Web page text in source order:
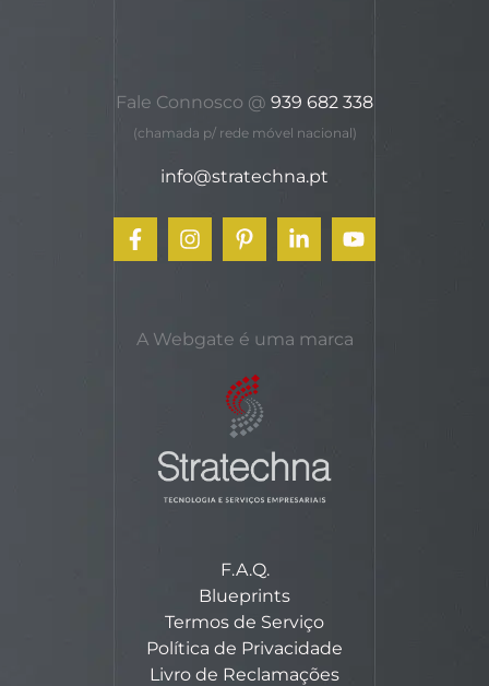
Fale Connosco @ 939 682 338
(chamada p/ rede móvel nacional)
info@stratechna.pt
A Webgate é uma marca
F.A.Q.
Blueprints
Termos de Serviço
Política de Privacidade
Livro de Reclamações